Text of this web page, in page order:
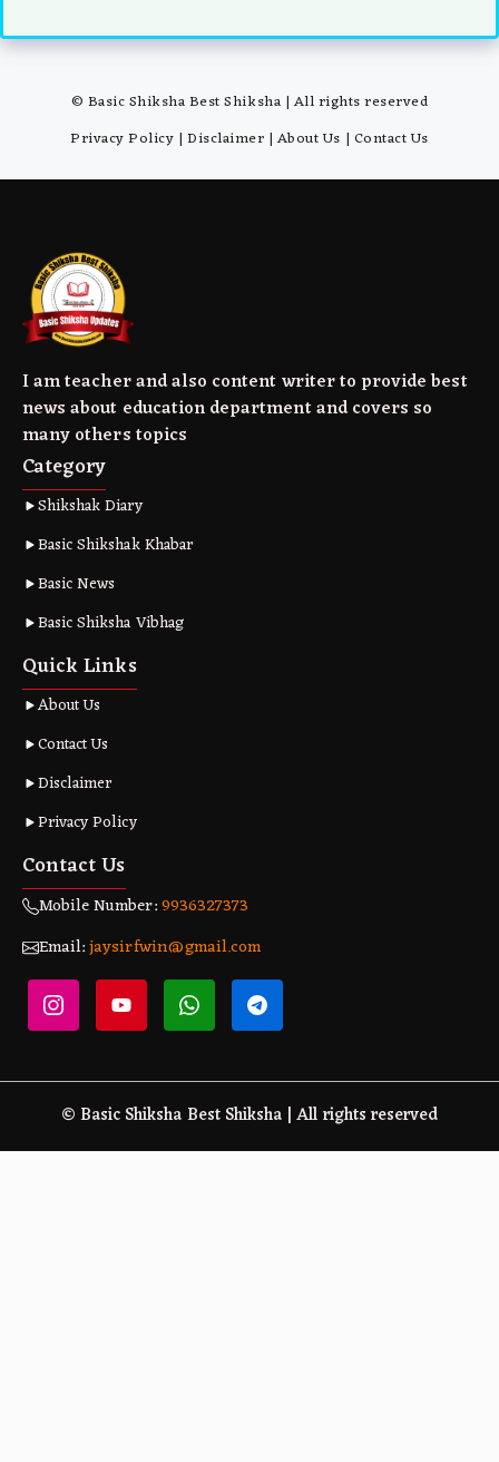
© Basic Shiksha Best Shiksha | All rights reserved
Privacy Policy |Disclaimer | About Us | Contact Us
I am teacher and also content writer to provide best
news about education department and covers so
many others topics
Category
Shikshak Diary
Basic Shikshak Khabar
Basic News
Basic Shiksha Vibhag
Quick Links
About Us
Contact Us
Disclaimer
Privacy Policy
Contact Us
Mobile Number:9936327373
Email:jaysirfwin@gmail.com
© Basic Shiksha Best Shiksha | All rights reserved